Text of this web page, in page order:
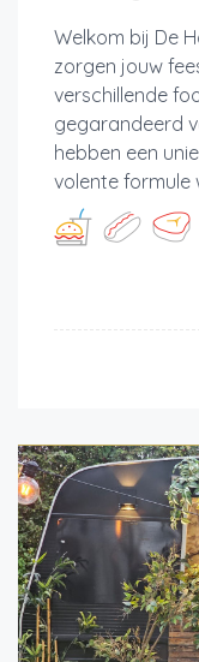
Welkom bij De
zorgen jouw
verschillende
gegarandeerd
hebben een
volente formule